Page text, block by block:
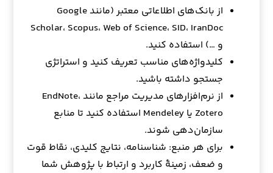
از بانک‌های اطلاعاتی معتبر (مانند Google
Scholar، Scopus، Web of Science، SID، IranDoc
و …) استفاده کنید.
کلیدواژه‌های مناسب تعریف کنید و استراتژی
جستجو داشته باشید.
از نرم‌افزارهای مدیریت مراجع مانند EndNote،
Zotero یا Mendeley استفاده کنید تا منابع
سازمان‌دهی شوند.
برای هر منبع: شناسنامه، نتایج کلیدی، نقاط قوت
و ضعف، زمینهٔ کاربرد و ارتباط با پژوهش شما